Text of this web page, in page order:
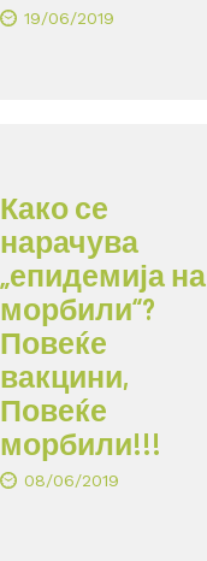
19/06/2019
Како се
нарачува
„епидемија на
морбили“?
Повеќе
вакцини,
Повеќе
морбили!!!
08/06/2019